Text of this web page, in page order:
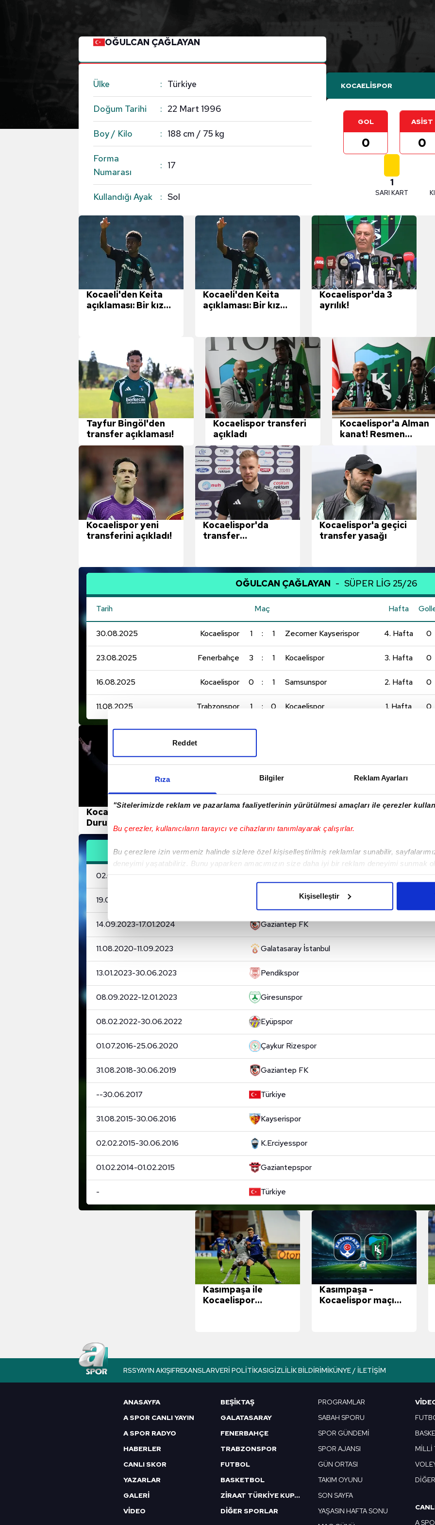
Rıza Bilgiler Reklam Ayarları
"Sitelerimizde reklam ve pazarlama faaliyetlerinin yürütülmesi amaçları ile çerezler
Bu çerezler, kullanıcıların tarayıcı ve cihazlarını tanımlayarak çalışırlar.
Bu çerezlere izin vermeniz halinde sizlere özel kişiselleştirilmiş reklamlar sunabilir,
deneyimi yaşatabiliriz. Bunu yaparken amacımızın size daha iyi bir reklam deneyimi sunmak
Her halükârda, kullanıcılar, bu çerezlere izin vermedikleri takdirde, kullanıcılara hedefli
çerezler vasıtasıyla çeşitli kişisel verileriniz işlenmekte olup gerekli olan çerezler bilgi toplumu
reklam/pazarlama faaliyetlerinin yapılması, amaçlarıyla sınırlı olarak açık rızanız dahilinde
Çerezlere ilişkin tercihlerinizi aşağıda yer alan panel vasıtasıyla belirleyebilirsiniz. Çerezlere
Çerez Bilgilendirme Metnimizi
6698 sayılı Kişisel Verilerin Korunması Kanunu uyarınca hazırlanmış Aydınlatma Metnimizi
mevzuata uygun olarak kullanılan çerezlerle ilgili bilgi almak için lütfen
Reddet
Kişiselleştir
OĞULCAN ÇAĞLAYAN
Ülke Türkiye
Doğum Tarihi 22 Mart 1996
Boy / Kilo 188 cm / 75 kg
Forma
Numarası
17
Kullandığı Ayak Sol
KOCAELİSPOR
GOL
0
ASİST
0
1
SARI KART
Kocaeli'den Keita
açıklaması: Bir kıza
Kocaeli'den Keita
açıklaması: Bir kıza
Kocaelispor'da 3
ayrılık!
Tayfur Bingöl'den
transfer açıklaması!
Kocaelispor transferi
açıkladı
Kocaelispor'a Alman
kanat! Resmen
açıklandı
Kocaelispor yeni
transferini açıkladı!
Kocaelispor'da
transfer
Kocaelispor'a geçici
transfer yasağı
OĞULCAN ÇAĞLAYAN - SÜPER LİG 25/26
Tarih Maç Hafta
30.08.2025 Kocaelispor 1 : 1 Zecorner Kayserispor 4. Hafta 0
23.08.2025 Fenerbahçe 3 : 1 Kocaelispor 3. Hafta 0
16.08.2025 Kocaelispor 0 : 1 Samsunspor 2. Hafta 0
11.08.2025 Trabzonspor 1 : 0 Kocaelispor 1. Hafta 0
Kocaelispor'da Recep
Durul yeniden başkan
seçildi!
Antalyaspor kazandı
Süper Lig'den 11 kulüp
OĞULCAN ÇAĞLAYAN - TRANSFER GEÇMİŞİ
02.07.2024
19.01.2024 Kasımpaşa İstanbul
14.09.2023-17.01.2024 Gaziantep FK
11.08.2020-11.09.2023 Galatasaray İstanbul
13.01.2023-30.06.2023 Pendikspor
08.09.2022-12.01.2023 Giresunspor
08.02.2022-30.06.2022 Eyüpspor
01.07.2016-25.06.2020 Çaykur Rizespor
31.08.2018-30.06.2019 Gaziantep FK
--30.06.2017 Türkiye
31.08.2015-30.06.2016 Kayserispor
02.02.2015-30.06.2016 K.Erciyesspor
01.02.2014-01.02.2015 Gaziantepspor
- Türkiye
Kasımpaşa ile
Kocaelispor
Kasımpaşa -
Kocaelispor maçı
RSSYAYIN AKIŞIFREKANSLARVERI POLITIKASIGIZLILIK BILDIRIMIKÜNYE / İLETIŞIM
ANASAYFA
A SPOR CANLI YAYIN
A SPOR RADYO
HABERLER
CANLI SKOR
YAZARLAR
GALERİ
VİDEO
BEŞİKTAŞ
GALATASARAY
FENERBAHÇE
TRABZONSPOR
FUTBOL
BASKETBOL
ZİRAAT TÜRKİYE KUPASI
DİĞER SPORLAR
PROGRAMLAR
SABAH SPORU
SPOR GÜNDEMİ
SPOR AJANSI
GÜN ORTASI
TAKIM OYUNU
SON SAYFA
YAŞASIN HAFTA SONU
MİLLİ
DİĞER
A